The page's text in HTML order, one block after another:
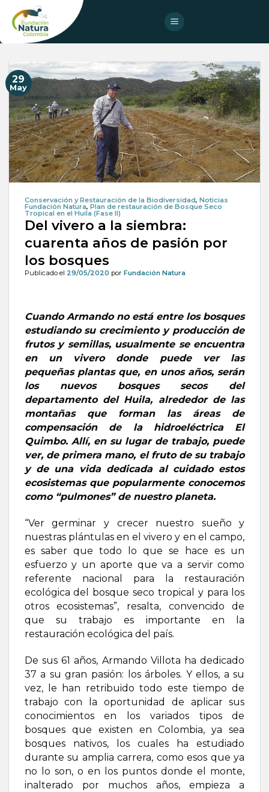
content
29
May
Conservación y Restauración de la Biodiversidad, Noticias
Fundación Natura, Plan de restauración de Bosque Seco
Tropical en el Huila (Fase II)
Del vivero a la siembra:
cuarenta años de pasión por
los bosques
Publicado el 29/05/2020 por Fundación Natura
Cuando Armando no está entre los bosques
estudiando su crecimiento y producción de
frutos y semillas, usualmente se encuentra
en un vivero donde puede ver las
pequeñas plantas que, en unos años, serán
los nuevos bosques secos del
departamento del Huila, alrededor de las
montañas que forman las áreas de
compensación de la hidroeléctrica El
Quimbo. Allí, en su lugar de trabajo, puede
ver, de primera mano, el fruto de su trabajo
y de una vida dedicada al cuidado estos
ecosistemas que popularmente conocemos
como “pulmones” de nuestro planeta.
“Ver germinar y crecer nuestro sueño y
nuestras plántulas en el vivero y en el campo,
es saber que todo lo que se hace es un
esfuerzo y un aporte que va a servir como
referente nacional para la restauración
ecológica del bosque seco tropical y para los
otros ecosistemas”, resalta, convencido de
que su trabajo es importante en la
restauración ecológica del país.
De sus 61 años, Armando Villota ha dedicado
37 a su gran pasión: los árboles. Y ellos, a su
vez, le han retribuido todo este tiempo de
trabajo con la oportunidad de aplicar sus
conocimientos en los variados tipos de
bosques que existen en Colombia, ya sea
bosques nativos, los cuales ha estudiado
durante su amplia carrera, como esos que ya
no lo son, o en los puntos donde el monte,
inalterado por muchos años, empieza a